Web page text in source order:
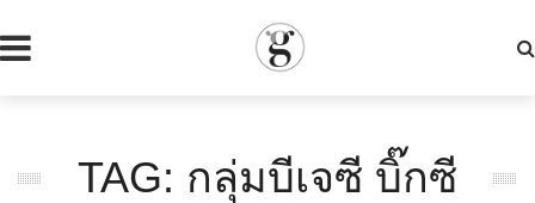
TAG: กลุ่มบีเจซี บิ๊กซี